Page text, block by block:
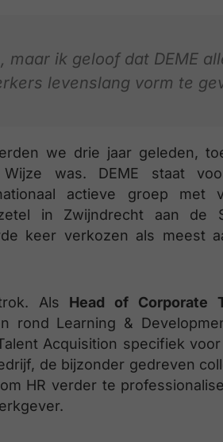
ik geloof dat DEME
levenslang vorm te
we drie jaar geleden,
was. DEME staat
actieve groep met
in Zwijndrecht aan de
keer verkozen als meest
Als Head of Corporate
rond Learning &
Acquisition specifiek
de bijzonder gedreven
HR verder te